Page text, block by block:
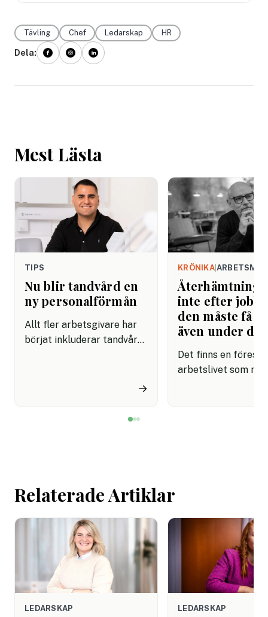
Tävling Chef Ledarskap HR
Dela:
Mest Lästa
TIPS
Nu blir tandvård en
ny personalförmån
Allt fler arbetsgivare har
börjat inkluderar tandvård i
miljon svenskar uppger att
→
KRÖNIKA|
Återhämtning
inte efter
den måste få
även under
Det finns en
arbetslivet som
Relaterade Artiklar
LEDARSKAP LEDARSKAP